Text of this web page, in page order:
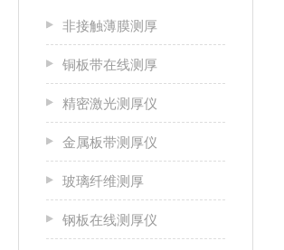
非接触薄膜测厚
铜板带在线测厚
精密激光测厚仪
金属板带测厚仪
玻璃纤维测厚
钢板在线测厚仪